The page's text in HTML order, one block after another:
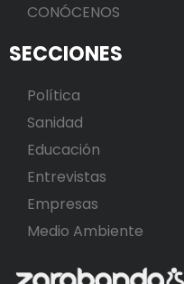
CONÓCENOS
SECCIONES
Política
Sanidad
Educación
Entrevistas
Empresas
Medio Ambiente